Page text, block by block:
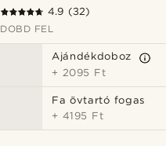
4.9 (32)
DOBD FEL
Ajándékdoboz
+ 2095 Ft
Fa övtartó fogas
+ 4195 Ft